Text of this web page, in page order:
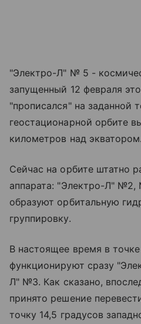
"Электро-Л" № 5 -
запущенный 12 февраля
"прописался" на заданной
геостационарной орбите
километров над экватором.
Сейчас на орбите штатно
аппарата: "Электро-Л"
образуют орбитальную
группировку.
В настоящее время в точке
функционируют сразу
Л" №3. Как сказано,
принято решение
точку 14,5 градусов